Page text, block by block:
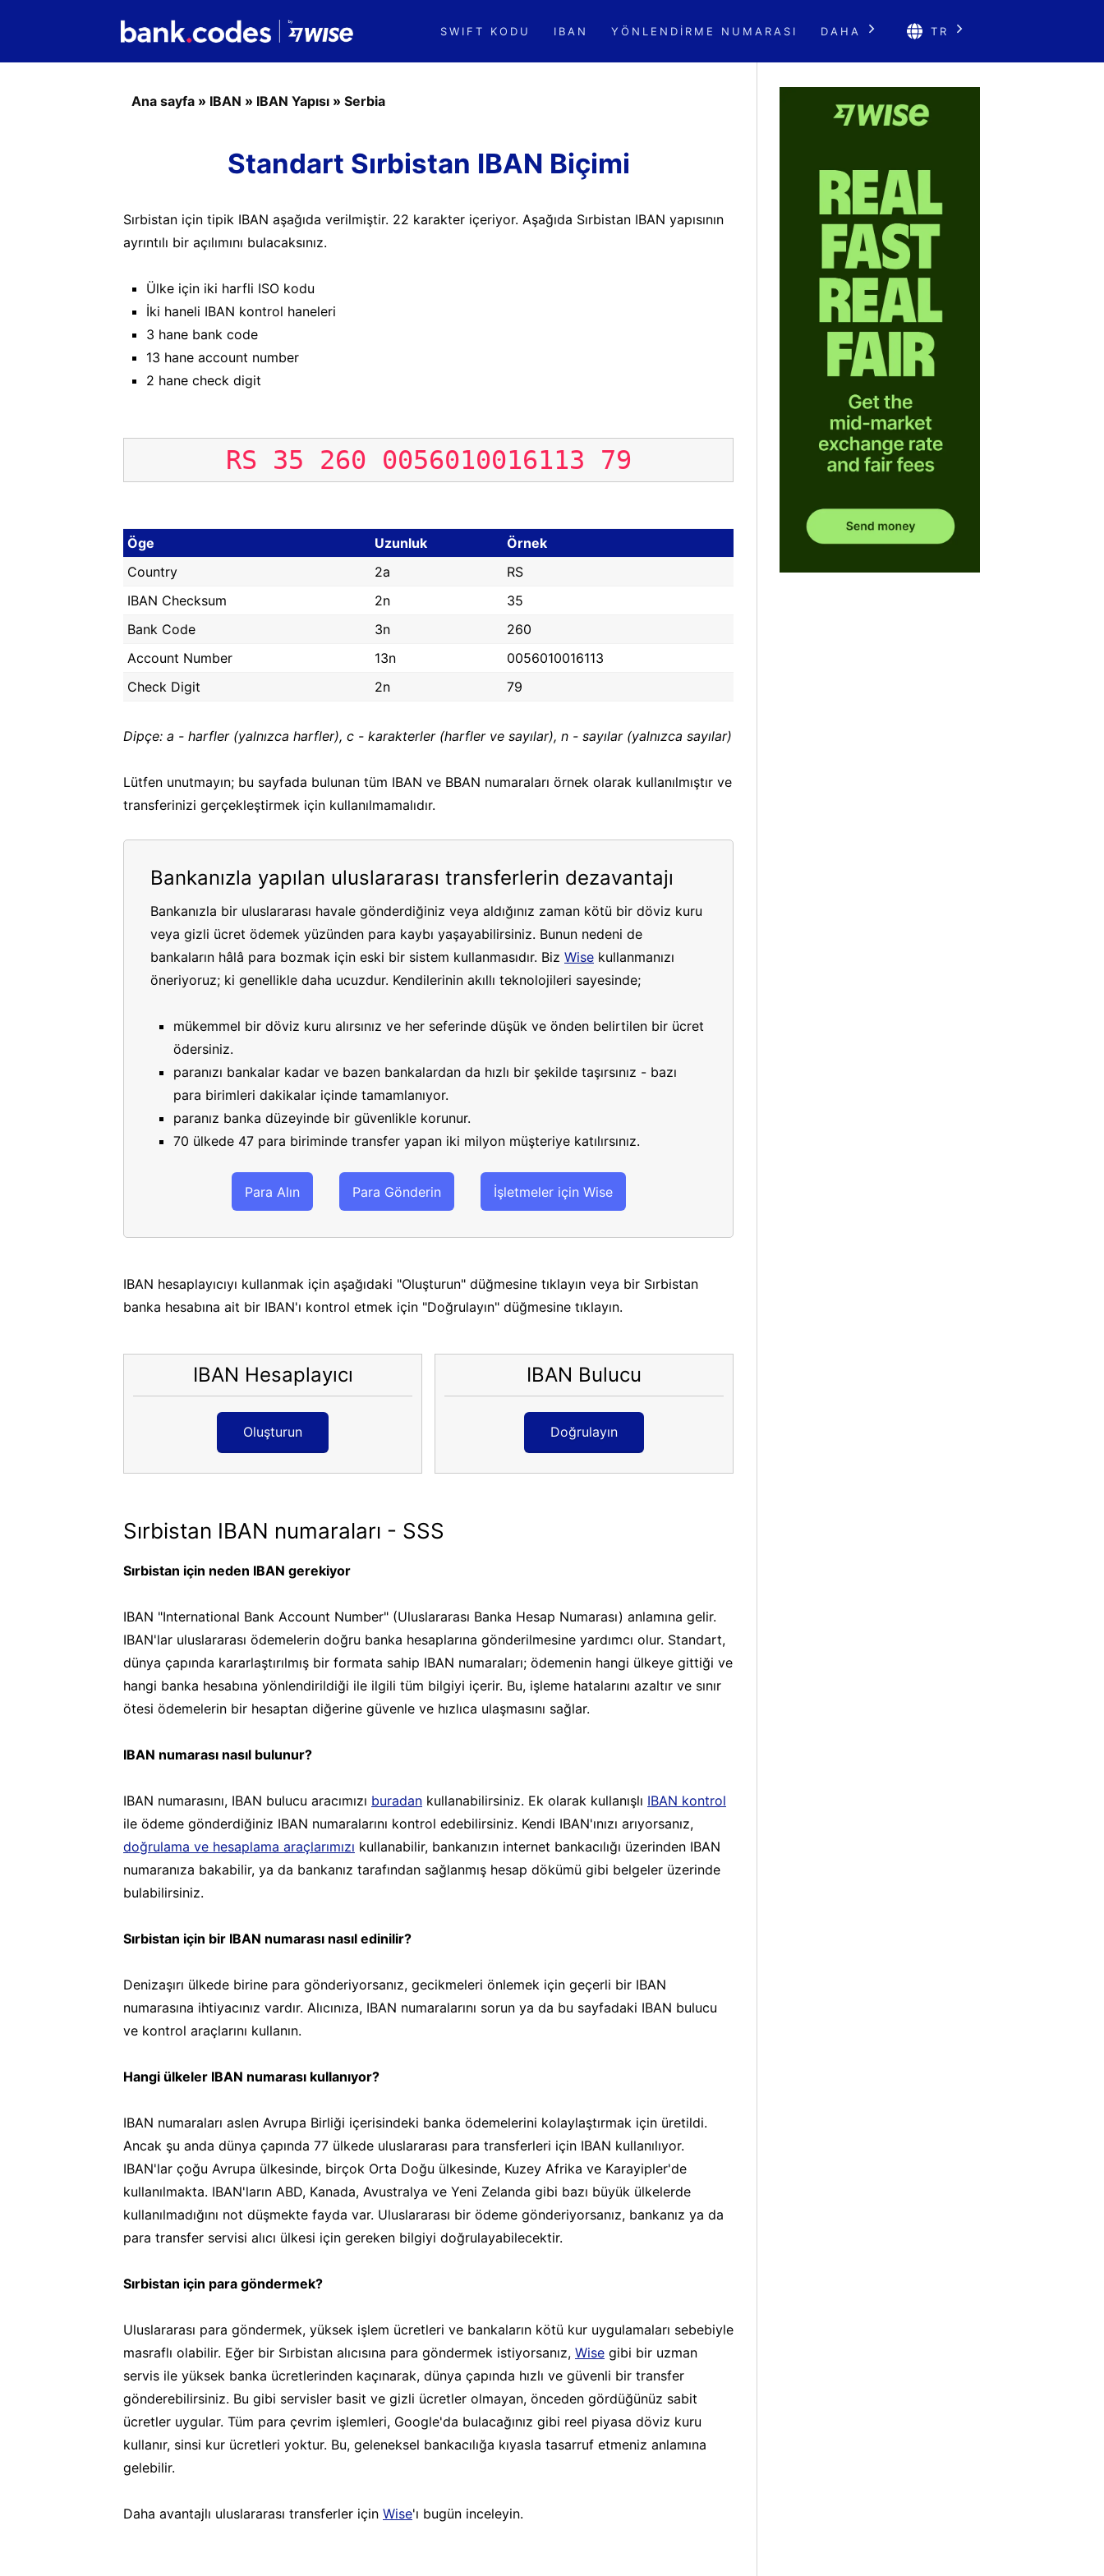
SWIFT KODU IBAN YÖNLENDIRME NUMARASI DAHA TR
Ana sayfa » IBAN » IBAN Yapısı » Serbia
Standart Sırbistan IBAN Biçimi
Sırbistan için tipik IBAN aşağıda verilmiştir. 22 karakter içeriyor. Aşağıda Sırbistan IBAN yapısının
ayrıntılı bir açılımını bulacaksınız.
Ülke için iki harfli ISO kodu
İki haneli IBAN kontrol haneleri
3 hane bank code
13 hane account number
2 hane check digit
RS 35 260 0056010016113 79
Öge Uzunluk
Örnek
Country
2a
RS
IBAN Checksum
2n
35
Bank Code
3n
260
Account Number
13n
0056010016113
Check Digit
2n 79
Dipçe: a - harfler (yalnızca harfler), c - karakterler (harfler ve sayılar), n - sayılar (yalnızca sayılar)
Lütfen unutmayın; bu sayfada bulunan tüm IBAN ve BBAN numaraları örnek olarak kullanılmıştır ve
transferinizi gerçekleştirmek için kullanılmamalıdır.
Bankanızla yapılan uluslararası transferlerin dezavantajı
Bankanızla bir uluslararası havale gönderdiğiniz veya aldığınız zaman kötü bir döviz kuru
veya gizli ücret ödemek yüzünden para kaybı yaşayabilirsiniz. Bunun nedeni de
bankaların hâlâ para bozmak için eski bir sistem kullanmasıdır. Biz Wise kullanmanızı
öneriyoruz; ki genellikle daha ucuzdur. Kendilerinin akıllı teknolojileri sayesinde;
mükemmel bir döviz kuru alırsınız ve her seferinde düşük ve önden belirtilen bir ücret
ödersiniz.
paranızı bankalar kadar ve bazen bankalardan da hızlı bir şekilde taşırsınız - bazı
para birimleri dakikalar içinde tamamlanıyor.
paranız banka düzeyinde bir güvenlikle korunur.
70 ülkede 47 para biriminde transfer yapan iki milyon müşteriye katılırsınız.
Para Alın Para Gönderin İşletmeler için Wise
IBAN hesaplayıcıyı kullanmak için aşağıdaki "Oluşturun" düğmesine tıklayın veya bir Sırbistan
banka hesabına ait bir IBAN'ı kontrol etmek için "Doğrulayın" düğmesine tıklayın.
IBAN Hesaplayıcı
Oluşturun
IBAN Bulucu
Doğrulayın
Sırbistan IBAN numaraları - SSS
Sırbistan için neden IBAN gerekiyor
IBAN "International Bank Account Number" (Uluslararası Banka Hesap Numarası) anlamına gelir.
IBAN'lar uluslararası ödemelerin doğru banka hesaplarına gönderilmesine yardımcı olur. Standart,
dünya çapında kararlaştırılmış bir formata sahip IBAN numaraları; ödemenin hangi ülkeye gittiği ve
hangi banka hesabına yönlendirildiği ile ilgili tüm bilgiyi içerir. Bu, işleme hatalarını azaltır ve sınır
ötesi ödemelerin bir hesaptan diğerine güvenle ve hızlıca ulaşmasını sağlar.
IBAN numarası nasıl bulunur?
IBAN numarasını, IBAN bulucu aracımızı buradan kullanabilirsiniz. Ek olarak kullanışlı IBAN kontrol
ile ödeme gönderdiğiniz IBAN numaralarını kontrol edebilirsiniz. Kendi IBAN'ınızı arıyorsanız,
doğrulama ve hesaplama araçlarımızı kullanabilir, bankanızın internet bankacılığı üzerinden IBAN
numaranıza bakabilir, ya da bankanız tarafından sağlanmış hesap dökümü gibi belgeler üzerinde
bulabilirsiniz.
Sırbistan için bir IBAN numarası nasıl edinilir?
Denizaşırı ülkede birine para gönderiyorsanız, gecikmeleri önlemek için geçerli bir IBAN
numarasına ihtiyacınız vardır. Alıcınıza, IBAN numaralarını sorun ya da bu sayfadaki IBAN bulucu
ve kontrol araçlarını kullanın.
Hangi ülkeler IBAN numarası kullanıyor?
IBAN numaraları aslen Avrupa Birliği içerisindeki banka ödemelerini kolaylaştırmak için üretildi.
Ancak şu anda dünya çapında 77 ülkede uluslararası para transferleri için IBAN kullanılıyor.
IBAN'lar çoğu Avrupa ülkesinde, birçok Orta Doğu ülkesinde, Kuzey Afrika ve Karayipler'de
kullanılmakta. IBAN'ların ABD, Kanada, Avustralya ve Yeni Zelanda gibi bazı büyük ülkelerde
kullanılmadığını not düşmekte fayda var. Uluslararası bir ödeme gönderiyorsanız, bankanız ya da
para transfer servisi alıcı ülkesi için gereken bilgiyi doğrulayabilecektir.
Sırbistan için para göndermek?
Uluslararası para göndermek, yüksek işlem ücretleri ve bankaların kötü kur uygulamaları sebebiyle
masraflı olabilir. Eğer bir Sırbistan alıcısına para göndermek istiyorsanız, Wise gibi bir uzman
servis ile yüksek banka ücretlerinden kaçınarak, dünya çapında hızlı ve güvenli bir transfer
gönderebilirsiniz. Bu gibi servisler basit ve gizli ücretler olmayan, önceden gördüğünüz sabit
ücretler uygular. Tüm para çevrim işlemleri, Google'da bulacağınız gibi reel piyasa döviz kuru
kullanır, sinsi kur ücretleri yoktur. Bu, geleneksel bankacılığa kıyasla tasarruf etmeniz anlamına
gelebilir.
Daha avantajlı uluslararası transferler için Wise'ı bugün inceleyin.